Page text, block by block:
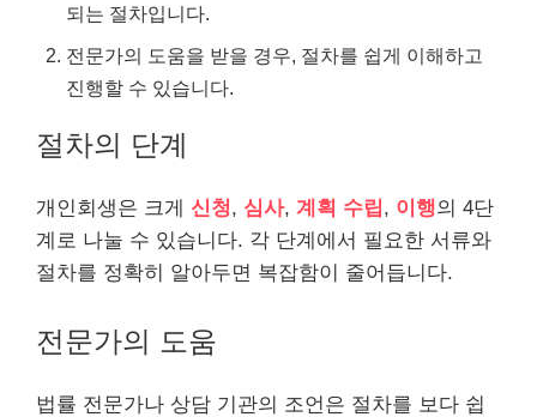
되는 절차입니다.
전문가의 도움을 받을 경우, 절차를 쉽게 이해하고
진행할 수 있습니다.
절차의 단계
개인회생은 크게 신청, 심사, 계획 수립, 이행의 4단
계로 나눌 수 있습니다. 각 단계에서 필요한 서류와
절차를 정확히 알아두면 복잡함이 줄어듭니다.
전문가의 도움
법률 전문가나 상담 기관의 조언은 절차를 보다 쉽